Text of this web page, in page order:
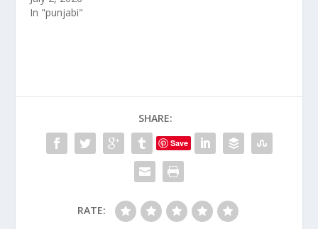
In "punjabi"
SHARE:
Save
RATE: